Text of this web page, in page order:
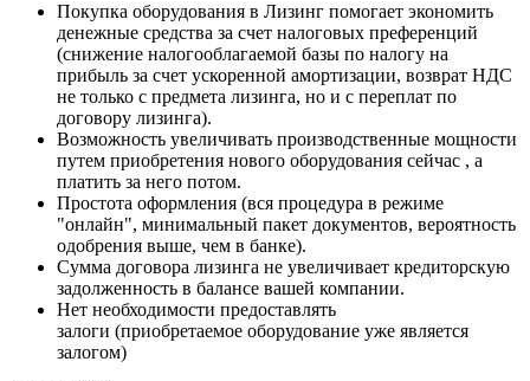
Покупка оборудования в Лизинг помогает экономить
денежные средства за счет налоговых преференций
(снижение налогооблагаемой базы по налогу на
прибыль за счет ускоренной амортизации, возврат НДС
не только с предмета лизинга, но и с переплат по
договору лизинга).
Возможность увеличивать производственные мощности
путем приобретения нового оборудования сейчас , а
платить за него потом.
Простота оформления (вся процедура в режиме
"онлайн", минимальный пакет документов, вероятность
одобрения выше, чем в банке).
Сумма договора лизинга не увеличивает кредиторскую
задолженность в балансе вашей компании.
Нет необходимости предоставлять
залоги (приобретаемое оборудование уже является
залогом)